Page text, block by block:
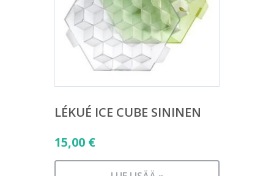
LÉKUÉ ICE CUBE SININEN
15,00 €